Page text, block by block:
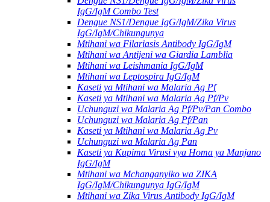
IgG/IgM Combo Test
Dengue NS1/Dengue IgG/IgM/Zika Virus
IgG/IgM/Chikungunya
Mtihani wa Filariasis Antibody IgG/IgM
Mtihani wa Antijeni wa Giardia Lamblia
Mtihani wa Leishmania IgG/IgM
Mtihani wa Leptospira IgG/IgM
Kaseti ya Mtihani wa Malaria Ag Pf
Kaseti ya Mtihani wa Malaria Ag Pf/Pv
Uchunguzi wa Malaria Ag Pf/Pv/Pan Combo
Uchunguzi wa Malaria Ag Pf/Pan
Kaseti ya Mtihani wa Malaria Ag Pv
Uchunguzi wa Malaria Ag Pan
Kaseti ya Kupima Virusi vya Homa ya Manjano
IgG/IgM
Mtihani wa Mchanganyiko wa ZIKA
IgG/IgM/Chikungunya IgG/IgM
Mtihani wa Zika Virus Antibody IgG/IgM